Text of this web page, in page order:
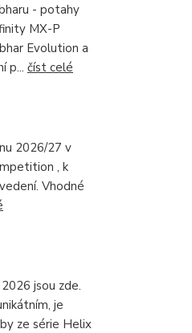
- potahy
MX-P
Evolution a
p... číst celé
2026/27 v
, k
Vhodné
jsou zde.
je
ze série Helix